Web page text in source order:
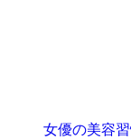
女優の美容